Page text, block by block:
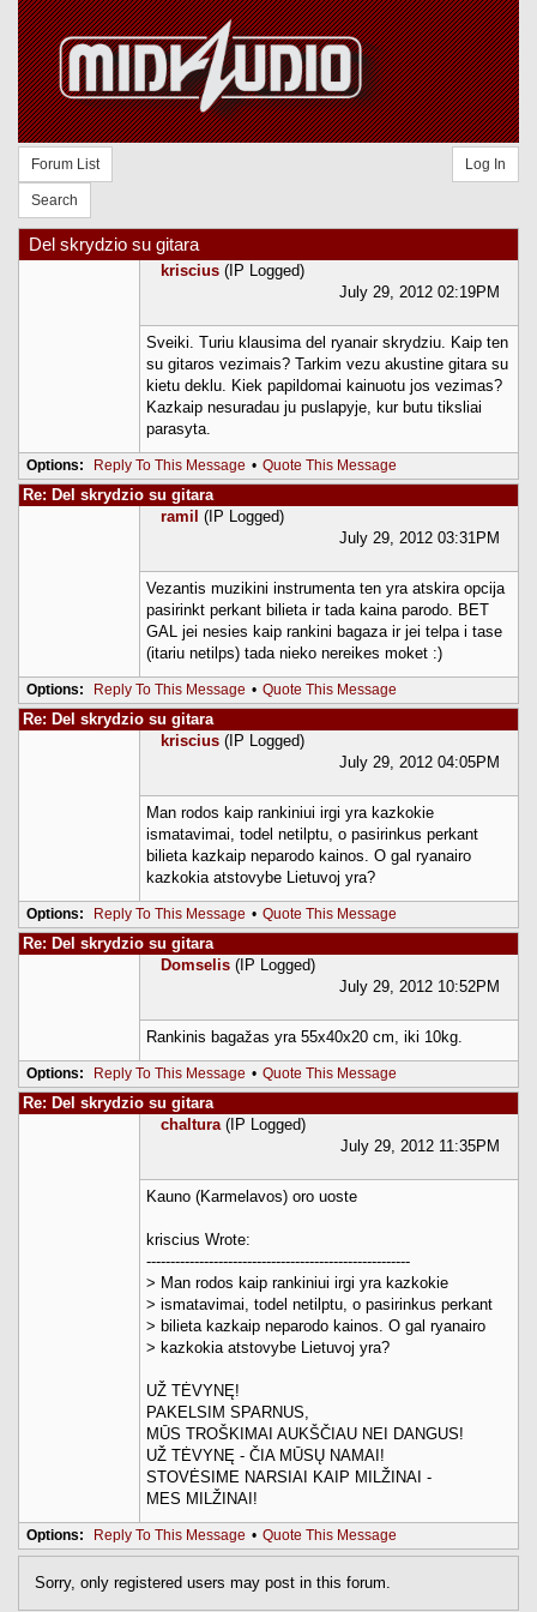
Forum List
Search
Log In
Del skrydzio su gitara
kriscius (IP Logged)
July 29, 2012 02:19PM
Sveiki. Turiu klausima del ryanair skrydziu. Kaip ten
su gitaros vezimais? Tarkim vezu akustine gitara su
kietu deklu. Kiek papildomai kainuotu jos vezimas?
Kazkaip nesuradau ju puslapyje, kur butu tiksliai
parasyta.
Options: Reply To This Message • Quote This Message
Re: Del skrydzio su gitara
ramil (IP Logged)
July 29, 2012 03:31PM
Vezantis muzikini instrumenta ten yra atskira opcija
pasirinkt perkant bilieta ir tada kaina parodo. BET
GAL jei nesies kaip rankini bagaza ir jei telpa i tase
(itariu netilps) tada nieko nereikes moket :)
Options: Reply To This Message • Quote This Message
Re: Del skrydzio su gitara
kriscius (IP Logged)
July 29, 2012 04:05PM
Man rodos kaip rankiniui irgi yra kazkokie
ismatavimai, todel netilptu, o pasirinkus perkant
bilieta kazkaip neparodo kainos. O gal ryanairo
kazkokia atstovybe Lietuvoj yra?
Options: Reply To This Message • Quote This Message
Re: Del skrydzio su gitara
Domselis (IP Logged)
July 29, 2012 10:52PM
Rankinis bagažas yra 55x40x20 cm, iki 10kg.
Options: Reply To This Message • Quote This Message
Re: Del skrydzio su gitara
chaltura (IP Logged)
July 29, 2012 11:35PM
Kauno (Karmelavos) oro uoste
kriscius Wrote:
-------------------------------------------------------
> Man rodos kaip rankiniui irgi yra kazkokie
> ismatavimai, todel netilptu, o pasirinkus perkant
> bilieta kazkaip neparodo kainos. O gal ryanairo
> kazkokia atstovybe Lietuvoj yra?
UŽ TĖVYNĘ!
PAKELSIM SPARNUS,
MŪS TROŠKIMAI AUKŠČIAU NEI DANGUS!
UŽ TĖVYNĘ - ČIA MŪSŲ NAMAI!
STOVĖSIME NARSIAI KAIP MILŽINAI -
MES MILŽINAI!
Options: Reply To This Message • Quote This Message
Sorry, only registered users may post in this forum.